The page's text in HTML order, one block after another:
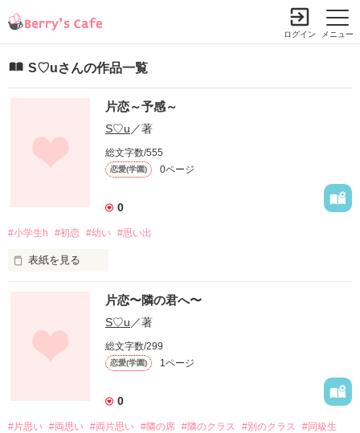
メニュー
ログイン
S♡uさんの作品一覧
片恋～予感～
S♡u ／著
総文字数/555
恋愛(学園) 0ページ
0
#小学生h #初恋 #幼い #思い出
表紙を見る
そのはじめの物語...というより、始まる前の話。
本編で出てくる登場人物の小学生時代のお話です。主に、6年2
組の人物を中心に書いています。
これを読んでから、本編をお楽しみ下さい♪
片恋〜隣の君へ〜
S♡u ／著
総文字数/299
恋愛(学園) 1ページ
0
#片思い #両思い #両片思い #隣の席 #隣のクラス #別のクラス
#同級生